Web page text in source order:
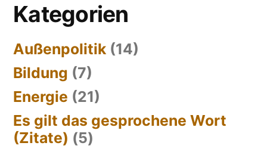
Kategorien
Außenpolitik (14)
Bildung (7)
Energie (21)
Es gilt das gesprochene Wort
(Zitate) (5)